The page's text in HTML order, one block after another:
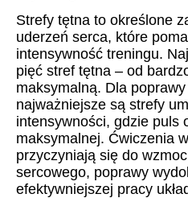
Strefy tętna to określone
uderzeń serca, które
intensywność treningu.
pięć stref tętna – od
maksymalną. Dla
najważniejsze są strefy
intensywności, gdzie puls
maksymalnej. Ćwiczenia
przyczyniają się do
sercowego, poprawy
efektywniejszej pracy